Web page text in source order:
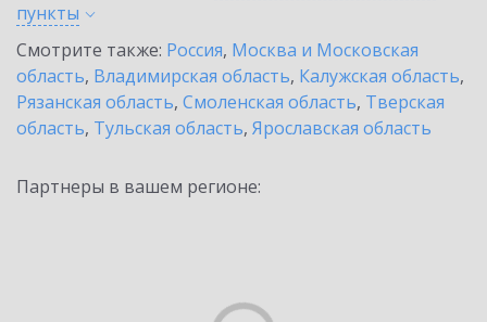
пункты
Смотрите также: Россия, Москва и Московская
область, Владимирская область, Калужская область,
Рязанская область, Смоленская область, Тверская
область, Тульская область, Ярославская область
Партнеры в вашем регионе: